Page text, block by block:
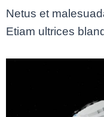
Netus et
Etiam ultrices